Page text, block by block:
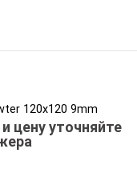
120x120 9mm
цену уточняйте